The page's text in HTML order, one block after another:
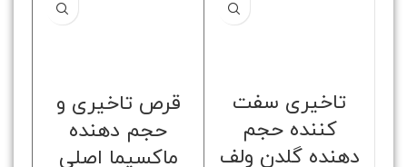
تاخیری سفت
کننده حجم
دهنده گلدن ولف
قرص تاخیری و
حجم دهنده
ماکسیما اصلی